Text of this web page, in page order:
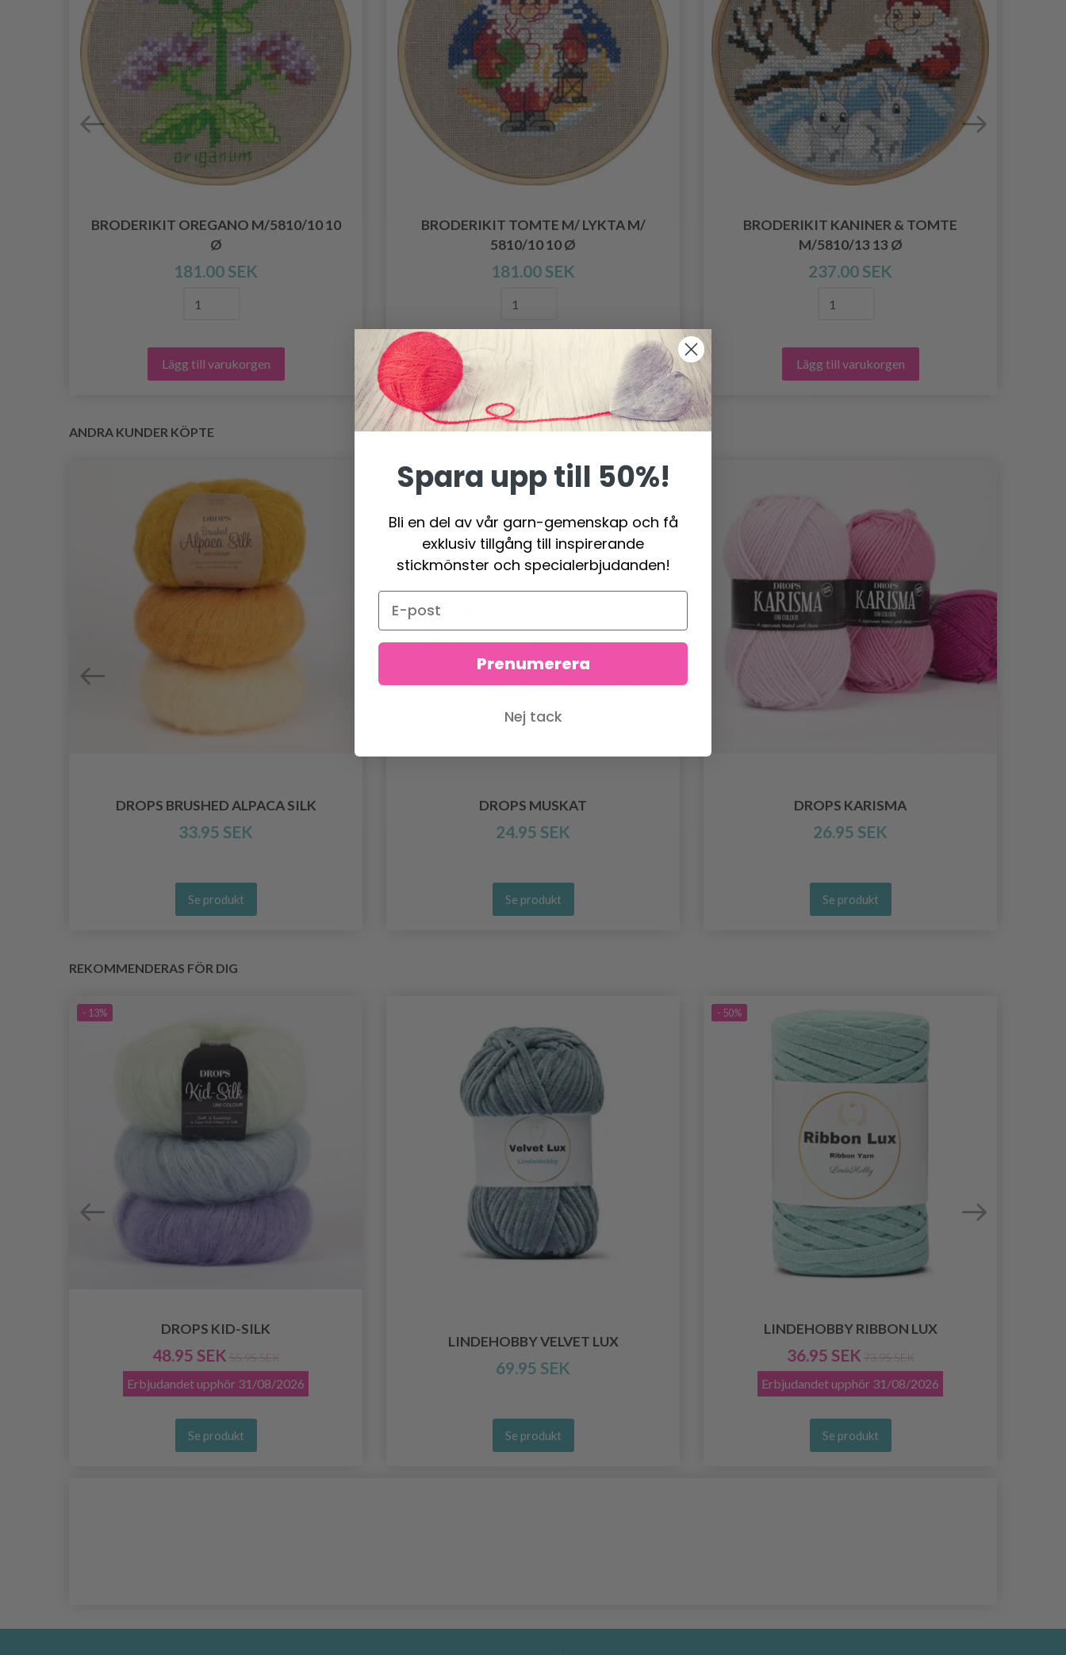
BRODERIKIT OREGANO M/5810/10 10
Ø
181.00 SEK
Lägg till varukorgen
BRODERIKIT TOMTE M/ LYKTA M/
5810/10 10 Ø
181.00 SEK
Lägg till varukorgen
BRODERIKIT KANINER & TOMTE
M/5810/13 13 Ø
237.00 SEK
Lägg till varukorgen
ANDRA KUNDER KÖPTE
DROPS BRUSHED ALPACA SILK
33.95 SEK
Se produkt
DROPS MUSKAT
24.95 SEK
Se produkt
DROPS KARISMA
26.95 SEK
Se produkt
REKOMMENDERAS FÖR DIG
- 13%
DROPS KID-SILK
48.95 SEK 55.95 SEK
Erbjudandet upphör 31/08/2026
Se produkt
LINDEHOBBY VELVET LUX
69.95 SEK
Se produkt
- 50%
LINDEHOBBY RIBBON LUX
36.95 SEK 73.95 SEK
Erbjudandet upphör 31/08/2026
Se produkt
Spara upp till 50%!
Bli en del av vår garn-gemenskap och få
exklusiv tillgång till inspirerande
stickmönster och specialerbjudanden!
Prenumerera
Nej tack